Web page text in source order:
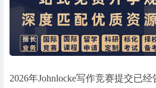
2026年Johnlocke写作竞赛提交已